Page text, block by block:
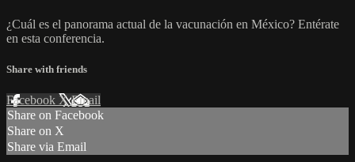
¿Cuál es el panorama actual de la vacunación en México? Entérate
en esta conferencia.
Share with friends
Facebook XEmail
Share on Facebook
Share on X
Share via Email